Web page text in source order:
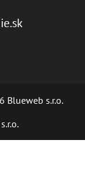
Blueweb s.r.o.